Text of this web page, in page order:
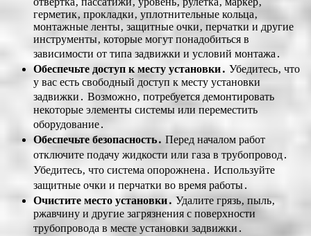
герметик‚ прокладки‚ уплотнительные кольца‚
монтажные ленты‚ защитные очки‚ перчатки и другие
инструменты‚ которые могут понадобиться в
зависимости от типа задвижки и условий монтажа․
Обеспечьте доступ к месту установки․ Убедитесь‚ что
у вас есть свободный доступ к месту установки
задвижки․ Возможно‚ потребуется демонтировать
некоторые элементы системы или переместить
оборудование․
Обеспечьте безопасность․ Перед началом работ
отключите подачу жидкости или газа в трубопровод․
Убедитесь‚ что система опорожнена․ Используйте
защитные очки и перчатки во время работы․
Очистите место установки․ Удалите грязь‚ пыль‚
ржавчину и другие загрязнения с поверхности
трубопровода в месте установки задвижки․